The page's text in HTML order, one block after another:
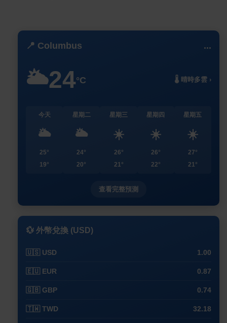
📍 Columbus ...
🌥️24°C 🌡️ 晴時多雲 ›
今天
🌥️
25°
19°
星期二
🌥️
24°
20°
星期三
☀️
26°
21°
星期四
☀️
26°
22°
星期五
☀️
27°
21°
查看完整預測
💱 外幣兌換 (USD)
🇺🇸 USD 1.00
🇪🇺 EUR 0.87
🇬🇧 GBP 0.74
🇹🇼 TWD 32.18